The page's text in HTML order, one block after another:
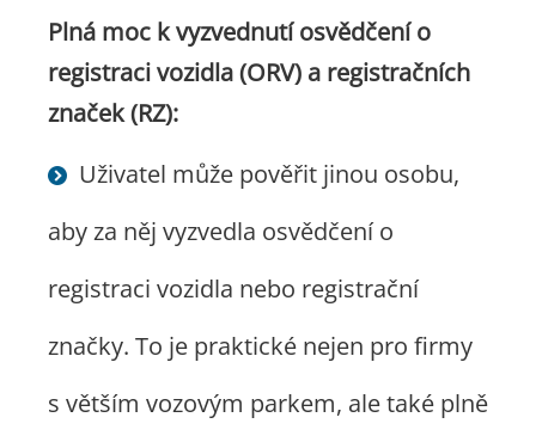
Plná moc k vyzvednutí osvědčení o
registraci vozidla (ORV) a registračních
značek (RZ):
Uživatel může pověřit jinou osobu,
aby za něj vyzvedla osvědčení o
registraci vozidla nebo registrační
značky. To je praktické nejen pro firmy
s větším vozovým parkem, ale také plně